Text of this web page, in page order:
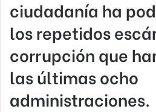
ciudadanía ha
los repetidos
corrupción que
las últimas ocho
administraciones.